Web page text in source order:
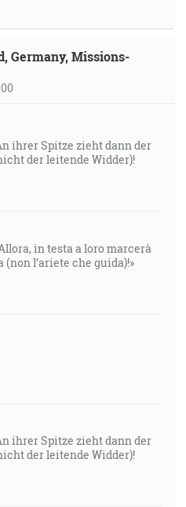
Germany, Missions-
ihrer Spitze zieht dann der
der leitende Widder)!
in testa a loro marcerà
l’ariete che guida)!»
ihrer Spitze zieht dann der
der leitende Widder)!